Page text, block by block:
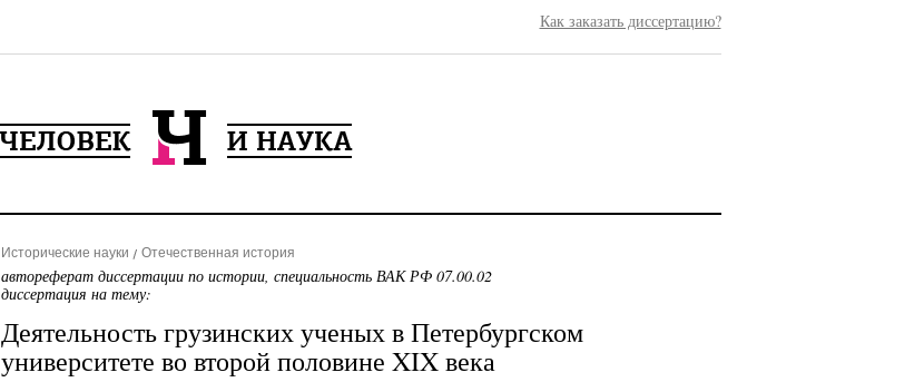
Как заказать диссертацию?
Исторические науки Отечественная история
автореферат диссертации по истории, специальность ВАК РФ 07.00.02
диссертация на тему:
Деятельность грузинских ученых в Петербургском
университете во второй половине XIX века